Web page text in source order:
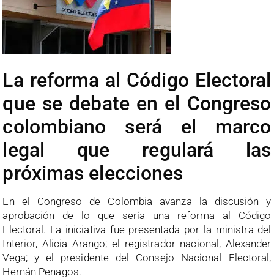
La reforma al Código Electoral
que se debate en el Congreso
colombiano será el marco
legal que regulará las
próximas elecciones
En el Congreso de Colombia avanza la discusión y
aprobación de lo que sería una reforma al Código
Electoral. La iniciativa fue presentada por la ministra del
Interior, Alicia Arango; el registrador nacional, Alexander
Vega; y el presidente del Consejo Nacional Electoral,
Hernán Penagos.